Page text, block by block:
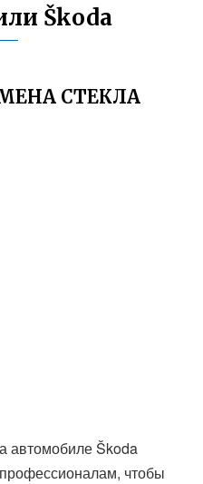
Škoda
СТЕКЛА
автомобиле Škoda
чтобы